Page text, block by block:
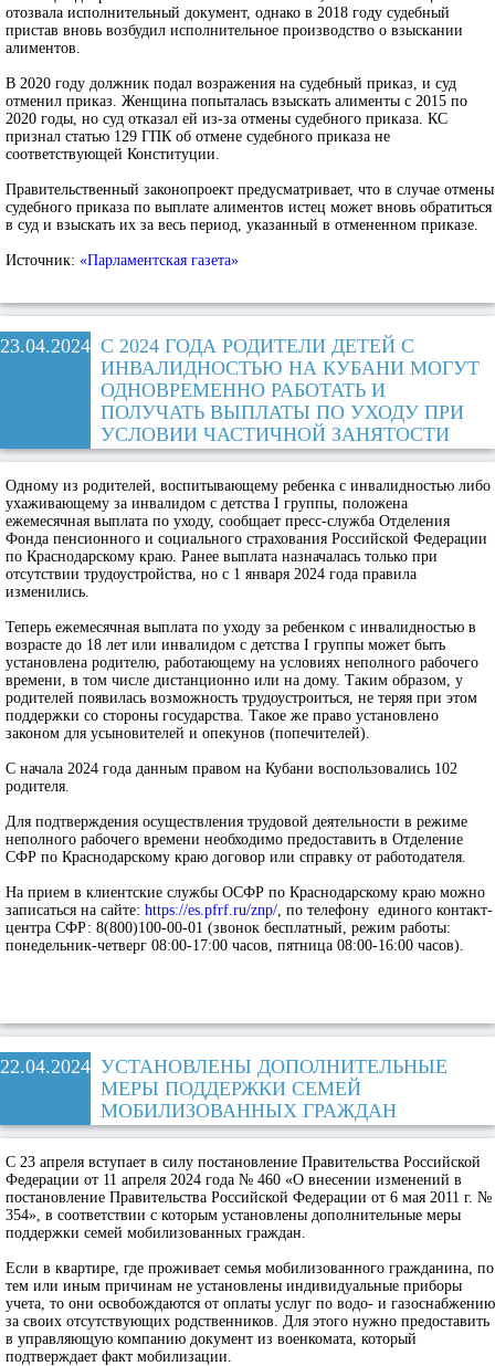
отозвала исполнительный документ, однако в 2018 году судебный
пристав вновь возбудил исполнительное производство о взыскании
алиментов.
В 2020 году должник подал возражения на судебный приказ, и суд
отменил приказ. Женщина попыталась взыскать алименты с 2015 по
2020 годы, но суд отказал ей из-за отмены судебного приказа. КС
признал статью 129 ГПК об отмене судебного приказа не
соответствующей Конституции.
Правительственный законопроект предусматривает, что в случае отмены
судебного приказа по выплате алиментов истец может вновь обратиться
в суд и взыскать их за весь период, указанный в отмененном приказе.
Источник: «Парламентская газета»
23.04.2024 С 2024 ГОДА РОДИТЕЛИ ДЕТЕЙ С
ИНВАЛИДНОСТЬЮ НА КУБАНИ МОГУТ
ОДНОВРЕМЕННО РАБОТАТЬ И
ПОЛУЧАТЬ ВЫПЛАТЫ ПО УХОДУ ПРИ
УСЛОВИИ ЧАСТИЧНОЙ ЗАНЯТОСТИ
Одному из родителей, воспитывающему ребенка с инвалидностью либо
ухаживающему за инвалидом с детства I группы, положена
ежемесячная выплата по уходу, сообщает пресс-служба Отделения
Фонда пенсионного и социального страхования Российской Федерации
по Краснодарскому краю. Ранее выплата назначалась только при
отсутствии трудоустройства, но с 1 января 2024 года правила
изменились.
Теперь ежемесячная выплата по уходу за ребенком с инвалидностью в
возрасте до 18 лет или инвалидом с детства I группы может быть
установлена родителю, работающему на условиях неполного рабочего
времени, в том числе дистанционно или на дому. Таким образом, у
родителей появилась возможность трудоустроиться, не теряя при этом
поддержки со стороны государства. Такое же право установлено
законом для усыновителей и опекунов (попечителей).
С начала 2024 года данным правом на Кубани воспользовались 102
родителя.
Для подтверждения осуществления трудовой деятельности в режиме
неполного рабочего времени необходимо предоставить в Отделение
СФР по Краснодарскому краю договор или справку от работодателя.
На прием в клиентские службы ОСФР по Краснодарскому краю можно
записаться на сайте: https://es.pfrf.ru/znp/, по телефону единого контакт-
центра СФР: 8(800)100-00-01 (звонок бесплатный, режим работы:
понедельник-четверг 08:00-17:00 часов, пятница 08:00-16:00 часов).
22.04.2024 УСТАНОВЛЕНЫ ДОПОЛНИТЕЛЬНЫЕ
МЕРЫ ПОДДЕРЖКИ СЕМЕЙ
МОБИЛИЗОВАННЫХ ГРАЖДАН
С 23 апреля вступает в силу постановление Правительства Российской
Федерации от 11 апреля 2024 года № 460 «О внесении изменений в
постановление Правительства Российской Федерации от 6 мая 2011 г. №
354», в соответствии с которым установлены дополнительные меры
поддержки семей мобилизованных граждан.
Если в квартире, где проживает семья мобилизованного гражданина, по
тем или иным причинам не установлены индивидуальные приборы
учета, то они освобождаются от оплаты услуг по водо- и газоснабжению
за своих отсутствующих родственников. Для этого нужно предоставить
в управляющую компанию документ из военкомата, который
подтверждает факт мобилизации.